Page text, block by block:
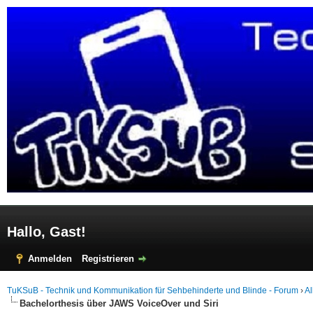
Hallo, Gast!
Anmelden Registrieren
TuKSuB - Technik und Kommunikation für Sehbehinderte und Blinde - Forum ›
Bachelorthesis über JAWS VoiceOver und Siri